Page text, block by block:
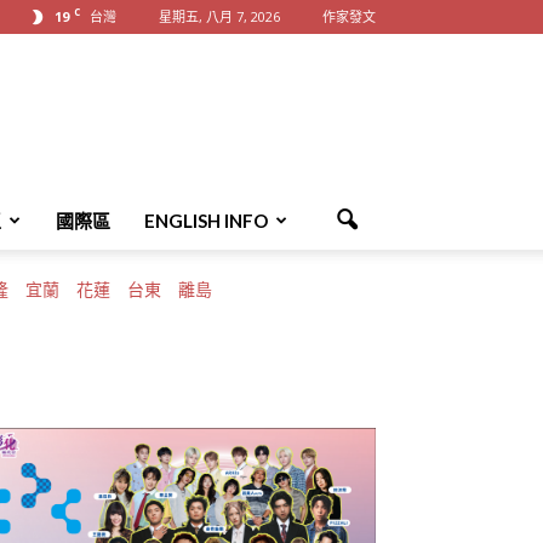
19 C 台灣 星期五, 八月 7, 2026 作家發文
國際區 ENGLISH INFO
宜蘭 花蓮 台東 離島